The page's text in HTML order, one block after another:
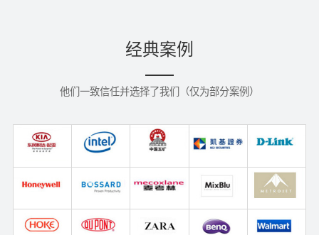
经典案例
他们一致信任并选择了我们（仅为部分案例）